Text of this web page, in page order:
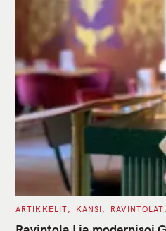
C
T
ARTIKKELIT KANSI RAVINTOLAT